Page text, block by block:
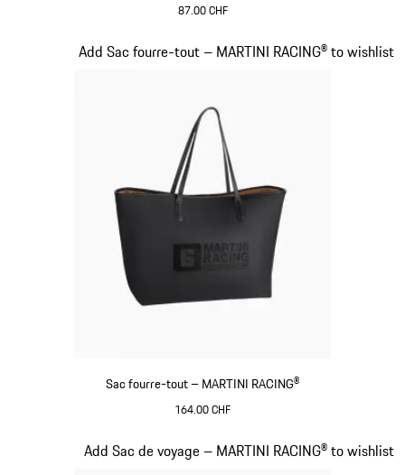
87.00 CHF
Sac fourre-tout – MARTINI RACING®
164.00 CHF
Add Sac fourre-tout – MARTINI RACING® to wishlist
Diapositive 19 sur 20
Add Sac de voyage – MARTINI RACING® to wishlist
Diapositive 20 sur 20